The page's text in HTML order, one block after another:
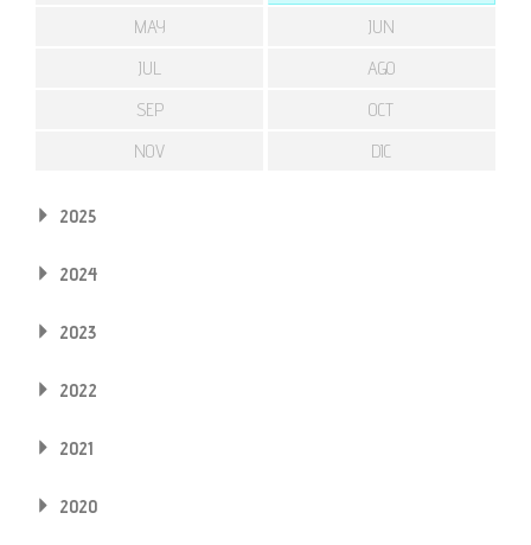
MAY
JUN
JUL
AGO
SEP
OCT
NOV
DIC
2025
2024
2023
2022
2021
2020